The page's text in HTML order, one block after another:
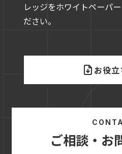
レッジをホワイトペーパ
ださい。
お役
ご相談・お